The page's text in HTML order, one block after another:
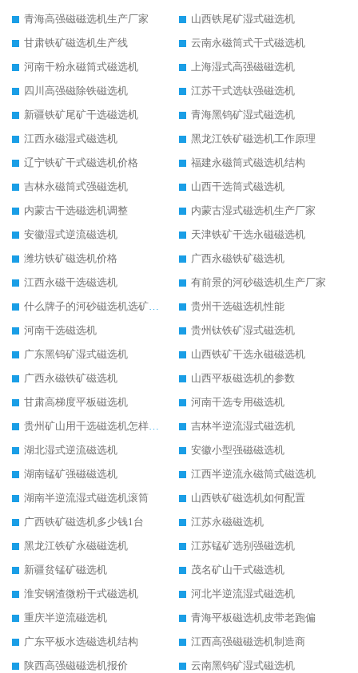
青海高强磁磁选机生产厂家
山西铁尾矿湿式磁选机
甘肃铁矿磁选机生产线
云南永磁筒式干式磁选机
河南干粉永磁筒式磁选机
上海湿式高强磁磁选机
四川高强磁除铁磁选机
江苏干式选钛强磁选机
新疆铁矿尾矿干选磁选机
青海黑钨矿湿式磁选机
江西永磁湿式磁选机
黑龙江铁矿磁选机工作原理
辽宁铁矿干式磁选机价格
福建永磁筒式磁选机结构
吉林永磁筒式强磁选机
山西干选筒式磁选机
内蒙古干选磁选机调整
内蒙古湿式磁选机生产厂家
安徽湿式逆流磁选机
天津铁矿干选永磁磁选机
潍坊铁矿磁选机价格
广西永磁铁矿磁选机
江西永磁干选磁选机
有前景的河砂磁选机生产厂家
什么牌子的河砂磁选机选矿效果好
贵州干选磁选机性能
河南干选磁选机
贵州钛铁矿湿式磁选机
广东黑钨矿湿式磁选机
山西铁矿干选永磁磁选机
广西永磁铁矿磁选机
山西平板磁选机的参数
甘肃高梯度平板磁选机
河南干选专用磁选机
贵州矿山用干选磁选机怎样调磁
吉林半逆流湿式磁选机
湖北湿式逆流磁选机
安徽小型强磁磁选机
湖南锰矿强磁磁选机
江西半逆流永磁筒式磁选机
湖南半逆流湿式磁选机滚筒
山西铁矿磁选机如何配置
广西铁矿磁选机多少钱1台
江苏永磁磁选机
黑龙江铁矿永磁磁选机
江苏锰矿选别强磁选机
新疆贫锰矿磁选机
茂名矿山干式磁选机
淮安钢渣微粉干式磁选机
河北半逆流湿式磁选机
重庆半逆流磁选机
青海平板磁选机皮带老跑偏
广东平板水选磁选机结构
江西高强磁磁选机制造商
陕西高强磁磁选机报价
云南黑钨矿湿式磁选机